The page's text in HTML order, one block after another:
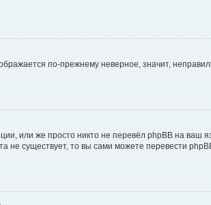
по-прежнему неверное, значит,
или же просто никто не перевёл phpBB на ваш
не существует, то вы сами можете перевести